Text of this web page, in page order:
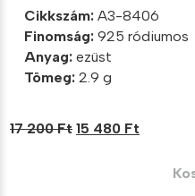
Cikkszám: A3-8406
Finomság: 925 ródiumos
Anyag: ezüst
Tömeg: 2.9 g
17 200Ft Original
15 480 Ft